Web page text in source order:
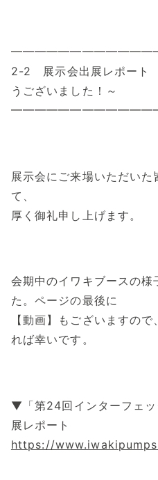
2-2 展示会出展レポート
うございました！～
展示会にご来場いただい
て、
厚く御礼申し上げます。
会期中のイワキブースの様
た。ページの最後に
【動画】もございますの
れば幸いです。
▼「第24回インターフェ
展レポート
https://